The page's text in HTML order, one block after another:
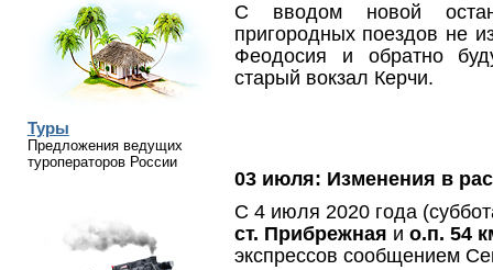
Туры
Предложения ведущих
туроператоров России
С вводом новой
пригородных поездов не
Феодосия и обратно
старый вокзал Керчи.
03 июля: Изменения в
С 4 июля 2020 года
ст. Прибрежная и о.п. 54
экспрессов сообщением